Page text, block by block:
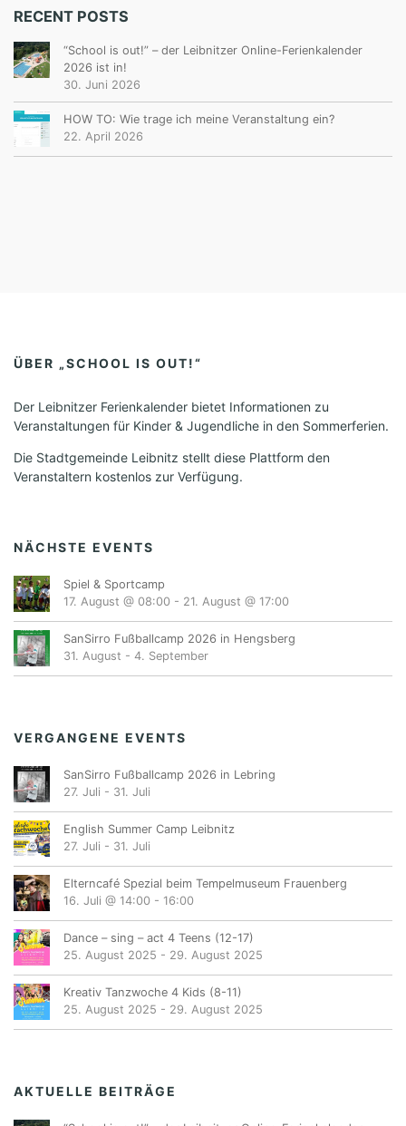
RECENT POSTS
“School is out!” – der Leibnitzer Online-Ferienkalender
2026 ist in!
30. Juni 2026
HOW TO: Wie trage ich meine Veranstaltung ein?
22. April 2026
ÜBER „SCHOOL IS OUT!“
Der Leibnitzer Ferienkalender bietet Informationen zu
Veranstaltungen für Kinder & Jugendliche in den Sommerferien.
Die Stadtgemeinde Leibnitz stellt diese Plattform den
Veranstaltern kostenlos zur Verfügung.
NÄCHSTE EVENTS
Spiel & Sportcamp
17. August @ 08:00 - 21. August @ 17:00
SanSirro Fußballcamp 2026 in Hengsberg
31. August - 4. September
VERGANGENE EVENTS
SanSirro Fußballcamp 2026 in Lebring
27. Juli - 31. Juli
English Summer Camp Leibnitz
27. Juli - 31. Juli
Elterncafé Spezial beim Tempelmuseum Frauenberg
16. Juli @ 14:00 - 16:00
Dance – sing – act 4 Teens (12-17)
25. August 2025 - 29. August 2025
Kreativ Tanzwoche 4 Kids (8-11)
25. August 2025 - 29. August 2025
AKTUELLE BEITRÄGE